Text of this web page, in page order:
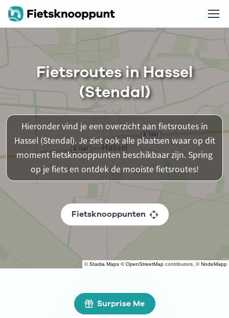
©Stadia Maps ©OpenStreetMap contributors, ©NodeMapp
Fietsroutes in Hassel
(Stendal)
Hieronder vind je een overzicht aan fietsroutes in
Hassel (Stendal). Je ziet ook alle plaatsen waar op dit
moment fietsknooppunten beschikbaar zijn. Spring
op je fiets en ontdek de mooiste fietsroutes!
Fietsknooppunten
Surprise Me